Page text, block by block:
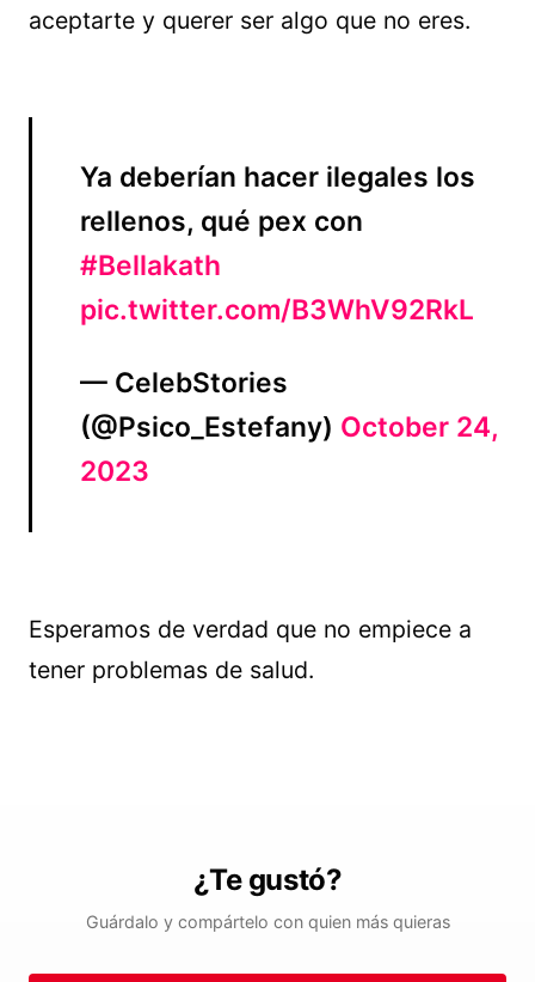
aceptarte y querer ser algo que no eres.
Ya deberían hacer ilegales los
rellenos, qué pex con
#Bellakath
pic.twitter.com/B3WhV92RkL
— CelebStories
(@Psico_Estefany) October 24,
2023
Esperamos de verdad que no empiece a
tener problemas de salud.
¿Te gustó?
Guárdalo y compártelo con quien más quieras